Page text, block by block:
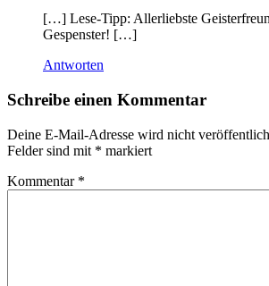
[…] Lese-Tipp: Allerliebste
Gespenster! […]
Antworten
Schreibe einen Kommentar
Deine E-Mail-Adresse wird nicht
Felder sind mit * markiert
Kommentar *